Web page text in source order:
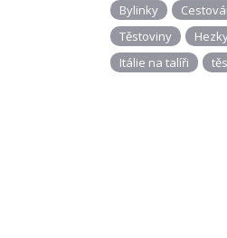
Bylinky
Těstoviny
Itálie na talíři